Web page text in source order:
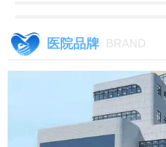
医院品牌 BRAND